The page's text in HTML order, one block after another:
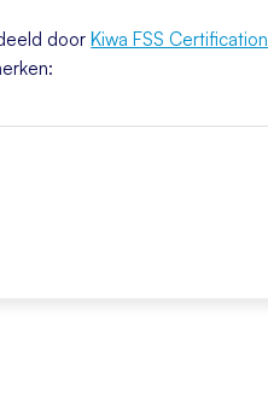
doorKiwa FSS Certification